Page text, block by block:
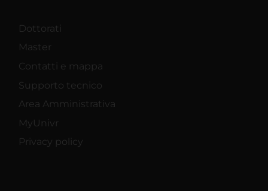
Dottorati
Master
Contatti e mappa
Supporto tecnico
Area Amministrativa
MyUnivr
Privacy policy